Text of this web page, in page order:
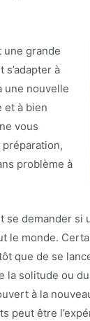
une grande
à
une nouvelle
et à bien
vous
problème à
se demander
le monde.
que de se
la solitude ou
à la
peut être